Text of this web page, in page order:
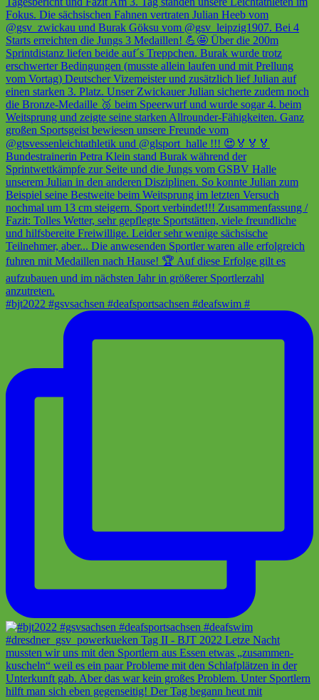
#bjt2022 #gsvsachsen #deafsportsachsen #deafswim #